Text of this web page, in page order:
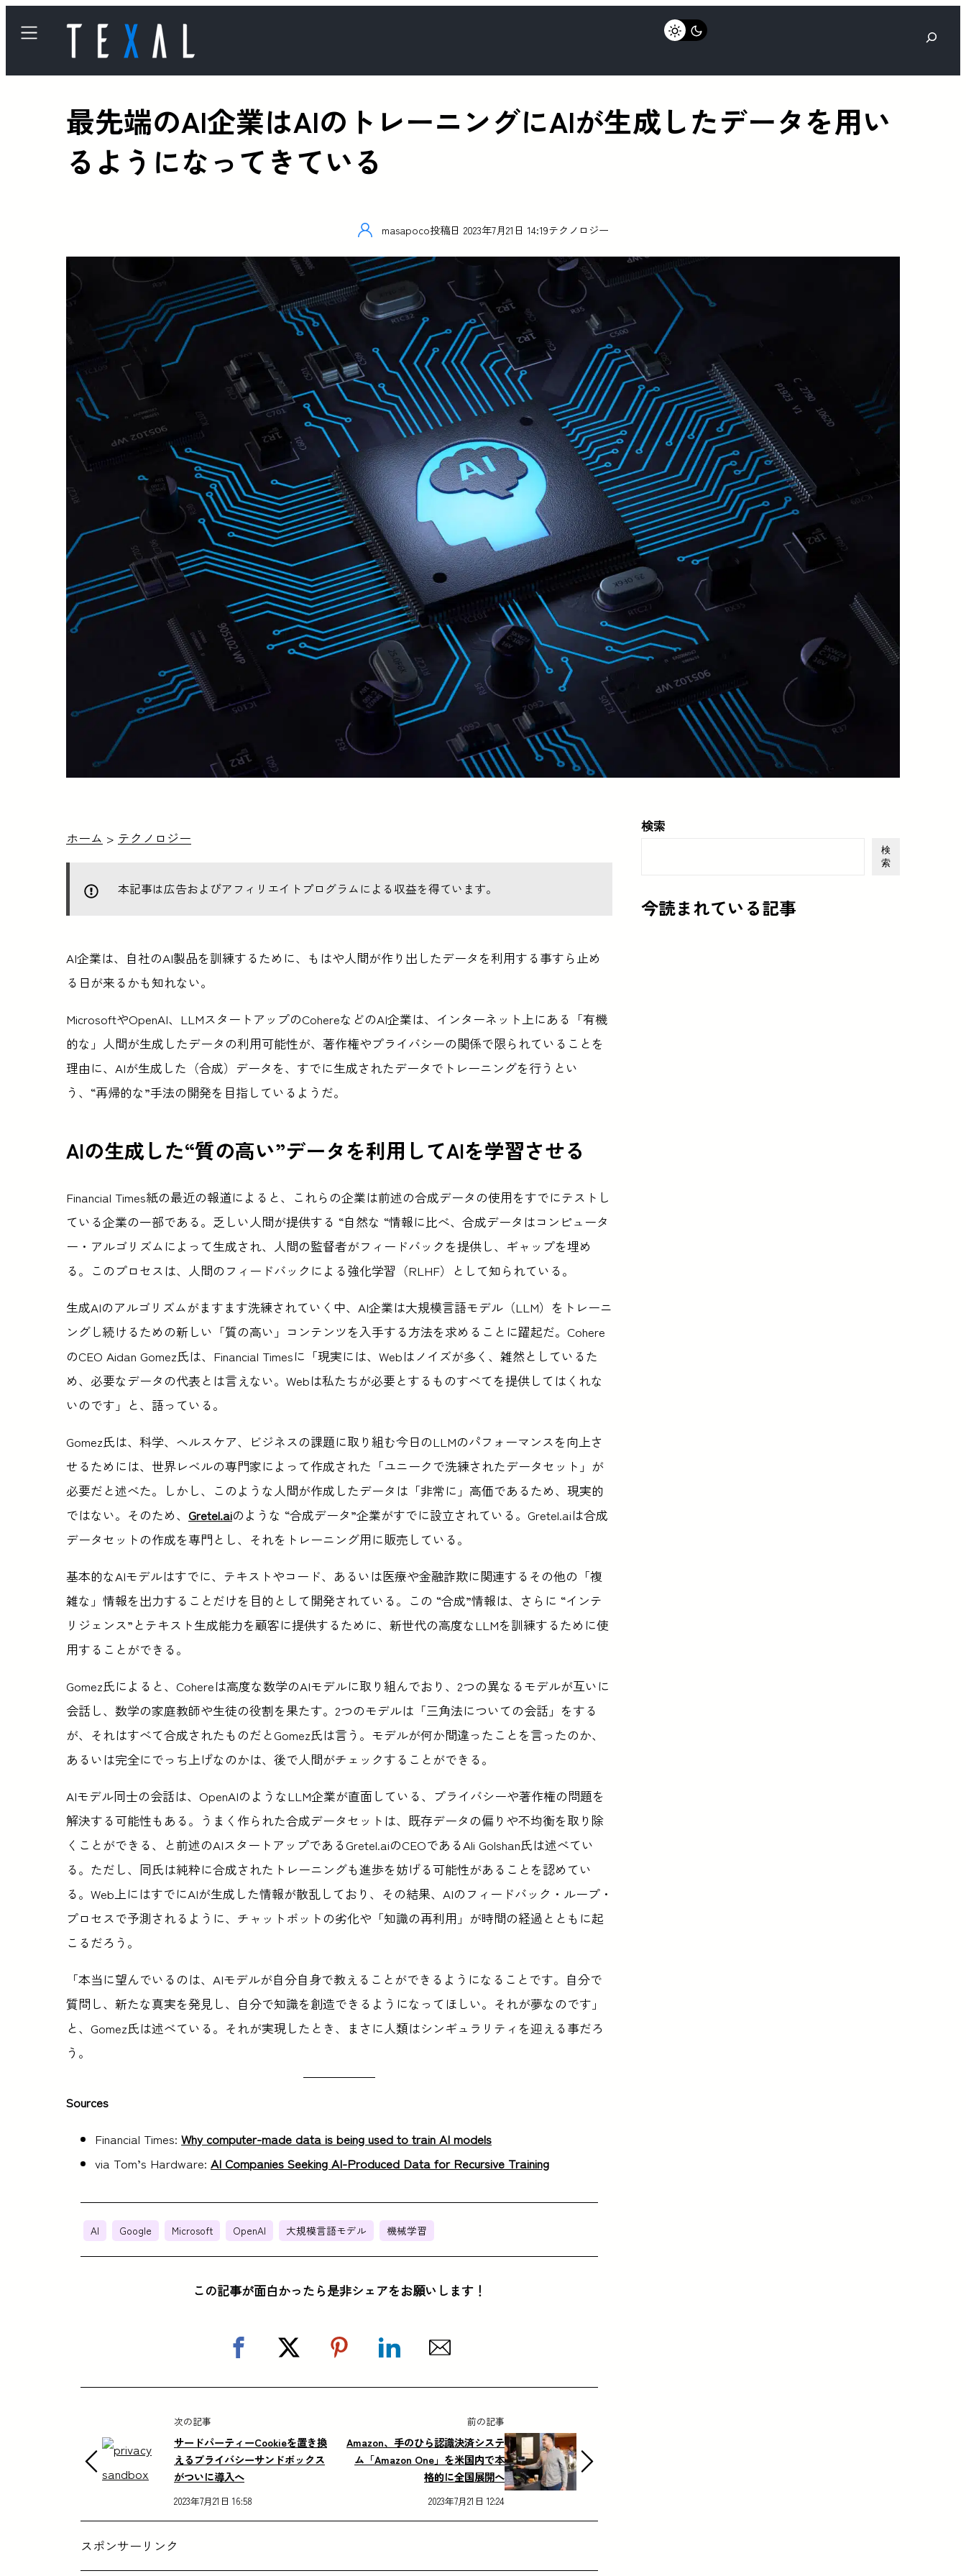
検
最先端のAI企業はAIのトレーニングにAIが生成したデータを用い
るようになってきている
masapoco投稿日 2023年7月21日 14:19テクノロジー
ホーム > テクノロジー
本記事は広告およびアフィリエイトプログラムによる収益を得ています。
AI企業は、自社のAI製品を訓練するために、もはや人間が作り出したデータを利用する事すら止め
る日が来るかも知れない。
MicrosoftやOpenAI、LLMスタートアップのCohereなどのAI企業は、インターネット上にある「有機
的な」人間が生成したデータの利用可能性が、著作権やプライバシーの関係で限られていることを
理由に、AIが生成した（合成）データを、すでに生成されたデータでトレーニングを行うとい
う、“再帰的な”手法の開発を目指しているようだ。
AIの生成した“質の高い”データを利用してAIを学習させる
Financial Times紙の最近の報道によると、これらの企業は前述の合成データの使用をすでにテストし
ている企業の一部である。乏しい人間が提供する “自然な “情報に比べ、合成データはコンピュータ
ー・アルゴリズムによって生成され、人間の監督者がフィードバックを提供し、ギャップを埋め
る。このプロセスは、人間のフィードバックによる強化学習（RLHF）として知られている。
生成AIのアルゴリズムがますます洗練されていく中、AI企業は大規模言語モデル（LLM）をトレーニ
ングし続けるための新しい「質の高い」コンテンツを入手する方法を求めることに躍起だ。Cohere
のCEO Aidan Gomez氏は、Financial Timesに「現実には、Webはノイズが多く、雑然としているた
め、必要なデータの代表とは言えない。Webは私たちが必要とするものすべてを提供してはくれな
いのです」と、語っている。
Gomez氏は、科学、ヘルスケア、ビジネスの課題に取り組む今日のLLMのパフォーマンスを向上さ
せるためには、世界レベルの専門家によって作成された「ユニークで洗練されたデータセット」が
必要だと述べた。しかし、このような人間が作成したデータは「非常に」高価であるため、現実的
ではない。そのため、 Gretel.aiのような “合成データ”企業がすでに設立されている。Gretel.aiは合成
データセットの作成を専門とし、それをトレーニング用に販売している。
基本的なAIモデルはすでに、テキストやコード、あるいは医療や金融詐欺に関連するその他の「複
雑な」情報を出力することだけを目的として開発されている。この “合成”情報は、さらに “インテ
リジェンス”とテキスト生成能力を顧客に提供するために、新世代の高度なLLMを訓練するために使
用することができる。
Gomez氏によると、Cohereは高度な数学のAIモデルに取り組んでおり、2つの異なるモデルが互いに
会話し、数学の家庭教師や生徒の役割を果たす。2つのモデルは「三角法についての会話」をする
が、それはすべて合成されたものだとGomez氏は言う。モデルが何か間違ったことを言ったのか、
あるいは完全にでっち上げなのかは、後で人間がチェックすることができる。
AIモデル同士の会話は、OpenAIのようなLLM企業が直面している、プライバシーや著作権の問題を
解決する可能性もある。うまく作られた合成データセットは、既存データの偏りや不均衡を取り除
くことができる、と前述のAIスタートアップであるGretel.aiのCEOであるAli Golshan氏は述べてい
る。ただし、同氏は純粋に合成されたトレーニングも進歩を妨げる可能性があることを認めてい
る。Web上にはすでにAIが生成した情報が散乱しており、その結果、AIのフィードバック・ループ・
プロセスで予測されるように、チャットボットの劣化や「知識の再利用」が時間の経過とともに起
こるだろう。
「本当に望んでいるのは、AIモデルが自分自身で教えることができるようになることです。自分で
質問し、新たな真実を発見し、自分で知識を創造できるようになってほしい。それが夢なのです」
と、Gomez氏は述べている。それが実現したとき、まさに人類はシンギュラリティを迎える事だろ
う。
Sources
Financial Times: Why computer-made data is being used to train AI models
via Tom’s Hardware: AI Companies Seeking AI-Produced Data for Recursive Training
AI Google Microsoft OpenAI 大規模言語モデル 機械学習
この記事が面白かったら是非シェアをお願いします！
次の記事
サードパーティーCookieを置き換
えるプライバシーサンドボックス
がついに導入へ
2023年7月21日 16:58
前の記事
Amazon、手のひら認識決済システ
ム「Amazon One」を米国内で本
格的に全国展開へ
2023年7月21日 12:24
スポンサーリンク
検索
検
索
今読まれている記事